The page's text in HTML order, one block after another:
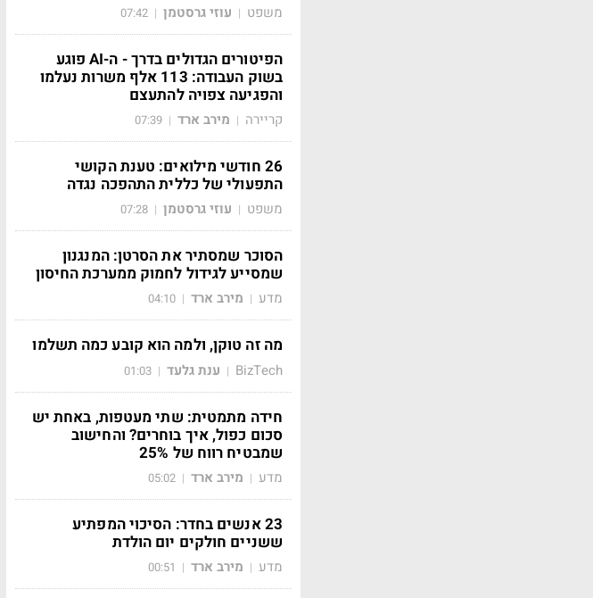
משפט | עוזי גרסטמן |
07:42
הפיטורים הגדולים בדרך - ה-AI פוגע
בשוק העבודה: 113 אלף משרות נעלמו
והפגיעה צפויה להתעצם
קריירה | מירב ארד |
07:39
26 חודשי מילואים: טענת הקושי
התפעולי של כללית התהפכה נגדה
משפט | עוזי גרסטמן |
07:28
הסוכר שמסתיר את הסרטן: המנגנון
שמסייע לגידול לחמוק ממערכת החיסון
מדע | מירב ארד |
04:10
מה זה טוקן, ולמה הוא קובע כמה תשלמו
BizTech
| ענת גלעד |
01:03
חידה מתמטית: שתי מעטפות, באחת יש
סכום כפול, איך בוחרים? והחישוב
שמבטיח רווח של 25%
מדע | מירב ארד |
05:02
23 אנשים בחדר: הסיכוי המפתיע
ששניים חולקים יום הולדת
מדע | מירב ארד |
00:51